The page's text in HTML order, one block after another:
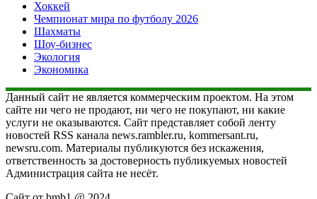
Хоккей
Чемпионат мира по футболу 2026
Шахматы
Шоу-бизнес
Экология
Экономика
Данный сайт не является коммерческим проектом. На этом
сайте ни чего не продают, ни чего не покупают, ни какие
услуги не оказываются. Сайт представляет собой ленту
новостей RSS канала news.rambler.ru, kommersant.ru,
newsru.com. Материалы публикуются без искажения,
ответственность за достоверность публикуемых новостей
Администрация сайта не несёт.